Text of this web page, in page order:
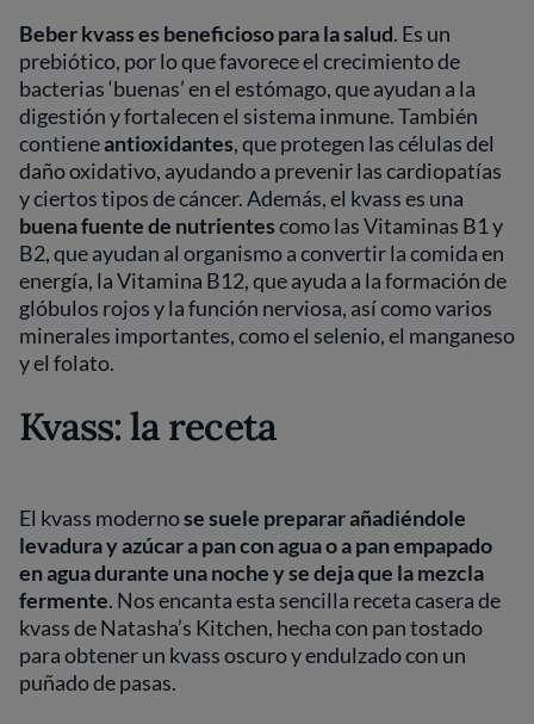
Beber kvass es beneficioso para la salud. Es un
prebiótico, por lo que favorece el crecimiento de
bacterias ‘buenas’ en el estómago, que ayudan a la
digestión y fortalecen el sistema inmune. También
contieneantioxidantes, que protegen las células del
daño oxidativo, ayudando a prevenir las cardiopatías
y ciertos tipos de cáncer. Además, el kvass es una
buena fuente de nutrientescomo las Vitaminas B1 y
B2, que ayudan al organismo a convertir la comida en
energía, la Vitamina B12, que ayuda a la formación de
glóbulos rojos y la función nerviosa, así como varios
minerales importantes, como el selenio, el manganeso
y el folato.
Kvass: la receta
El kvass modernose suele preparar añadiéndole
levadura y azúcar a pan con agua o a pan empapado
en agua durante una noche y se deja que la mezcla
fermente. Nos encanta esta sencilla receta casera de
kvass de Natasha’s Kitchen, hecha con pan tostado
para obtener un kvass oscuro y endulzado con un
puñado de pasas.